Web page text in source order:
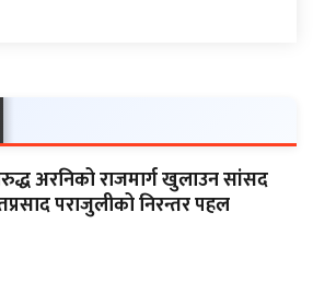
अरनिको राजमार्ग खुलाउन सांसद
पराजुलीको निरन्तर पहल